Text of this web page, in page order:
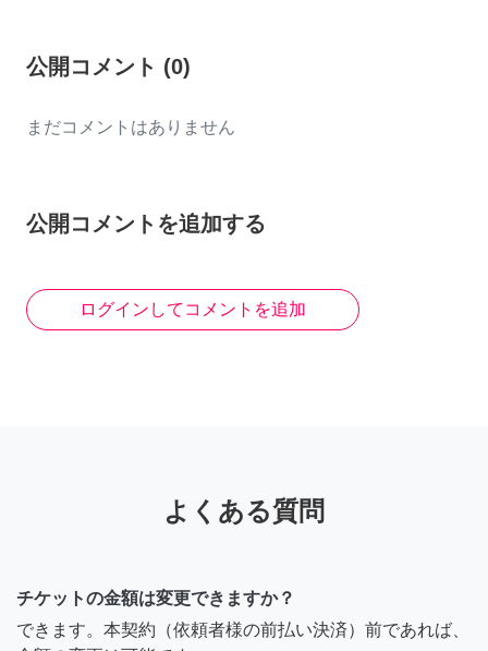
公開コメント (0)
まだコメントはありません
公開コメントを追加する
ログインしてコメントを追加
よくある質問
チケットの金額は変更できますか？
できます。本契約（依頼者様の前払い決済）前であれば、